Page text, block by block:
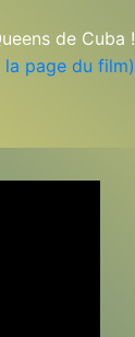
de Cuba !
la page du film)